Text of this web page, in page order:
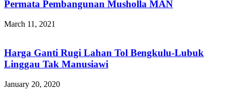
Permata Pembangunan Musholla MAN
March 11, 2021
Harga Ganti Rugi Lahan Tol Bengkulu-Lubuk
Linggau Tak Manusiawi
January 20, 2020